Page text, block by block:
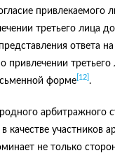
привлекаемого
третьего лица
ответа
о привлечении
форме [12] .
арбитражного
в качестве участников
не только